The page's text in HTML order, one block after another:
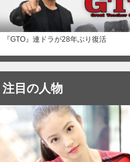
『GTO』連ドラが28年ぶり復活
注目の人物